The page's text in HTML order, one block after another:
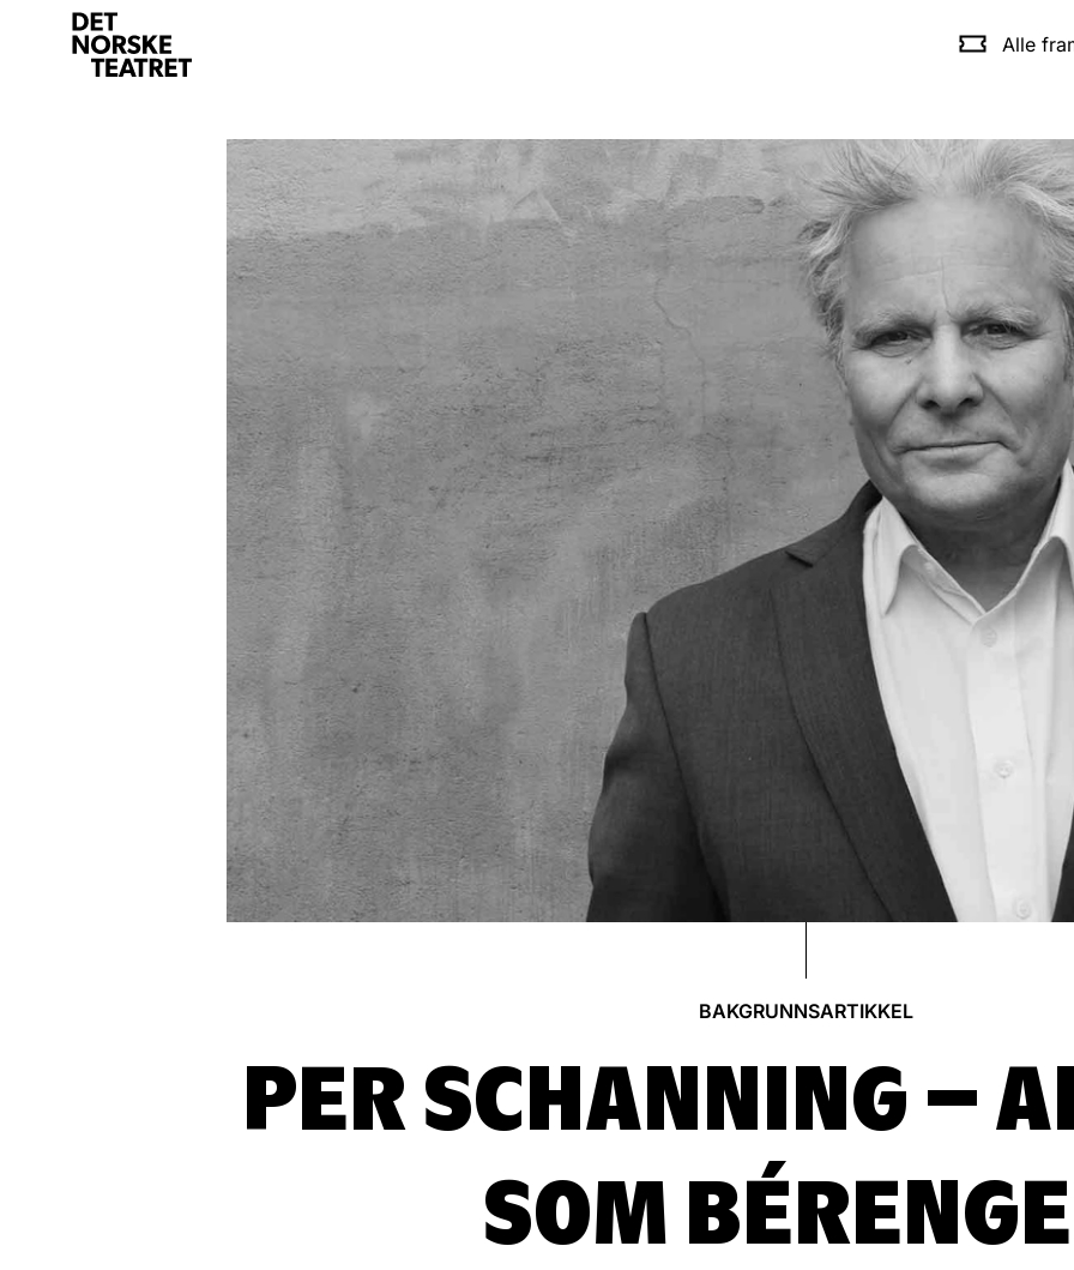
Alle
BAKGRUNNSARTIKKEL
PER SCHANNING –
SOM